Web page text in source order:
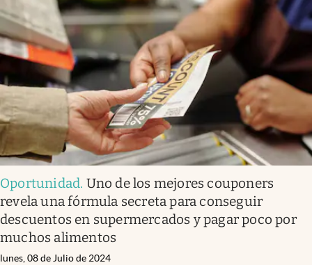
Oportunidad. Uno de los mejores couponers
revela una fórmula secreta para conseguir
descuentos en supermercados y pagar poco por
muchos alimentos
lunes, 08 de Julio de 2024